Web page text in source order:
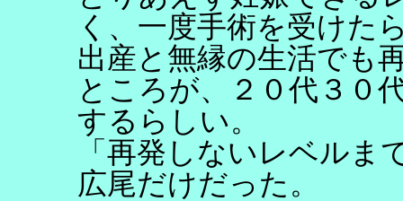
く、一度手術を受けた
出産と無縁の生活でも
ところが、２０代３０
するらしい。
「再発しないレベルま
広尾だけだった。